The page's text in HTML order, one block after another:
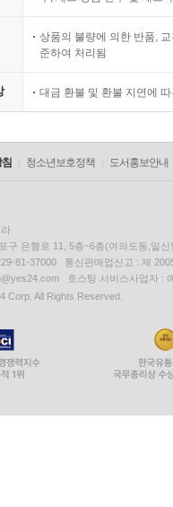
상품의 불량에 의한 반품,
준하여 처리됨
대금 환불 및 환불 지연에
청소년보호정책 도서홍보안내
구 은행로 11, 5층~6층(여의도동,일신
81-37000 통신판매업신고 : 제
호스팅 서비스사업자 :
Corp. All Rights Reserved.